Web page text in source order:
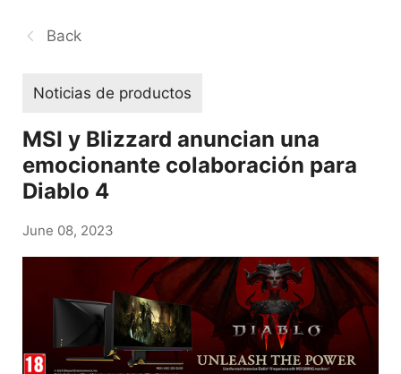
Back
Noticias de productos
MSI y Blizzard anuncian una
emocionante colaboración para
Diablo 4
June 08, 2023